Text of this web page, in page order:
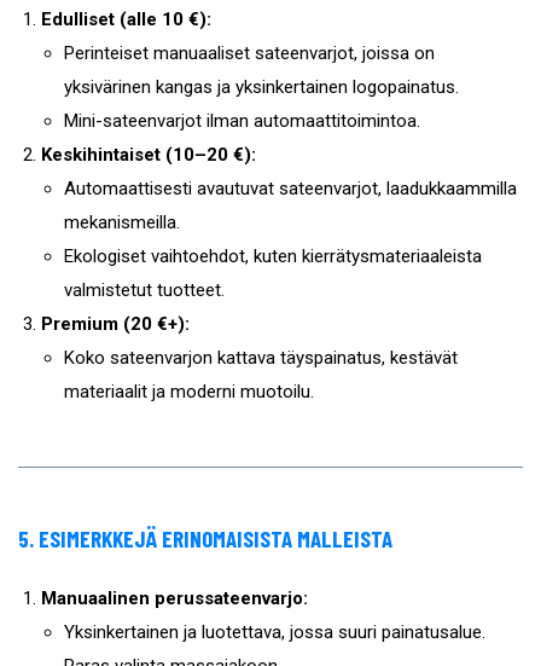
Edulliset (alle 10 €):
Perinteiset manuaaliset sateenvarjot, joissa on
yksivärinen kangas ja yksinkertainen logopainatus.
Mini-sateenvarjot ilman automaattitoimintoa.
Keskihintaiset (10–20 €):
Automaattisesti avautuvat sateenvarjot, laadukkaammilla
mekanismeilla.
Ekologiset vaihtoehdot, kuten kierrätysmateriaaleista
valmistetut tuotteet.
Premium (20 €+):
Koko sateenvarjon kattava täyspainatus, kestävät
materiaalit ja moderni muotoilu.
5. ESIMERKKEJÄ ERINOMAISISTA MALLEISTA
Manuaalinen perussateenvarjo:
Yksinkertainen ja luotettava, jossa suuri painatusalue.